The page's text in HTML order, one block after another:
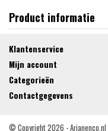
Product informatie
Klantenservice
Mijn account
Categorieën
Contactgegevens
© Copyright 2026 - Arjanenco.nl